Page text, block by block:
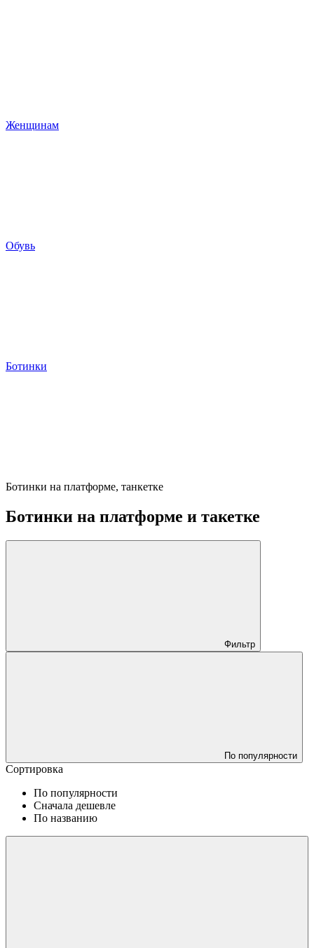
Женщинам
Обувь
Ботинки
Ботинки на платформе, танкетке
Ботинки на платформе и такетке
Фильтр
По популярности
Сортировка
По популярности
Сначала дешевле
По названию